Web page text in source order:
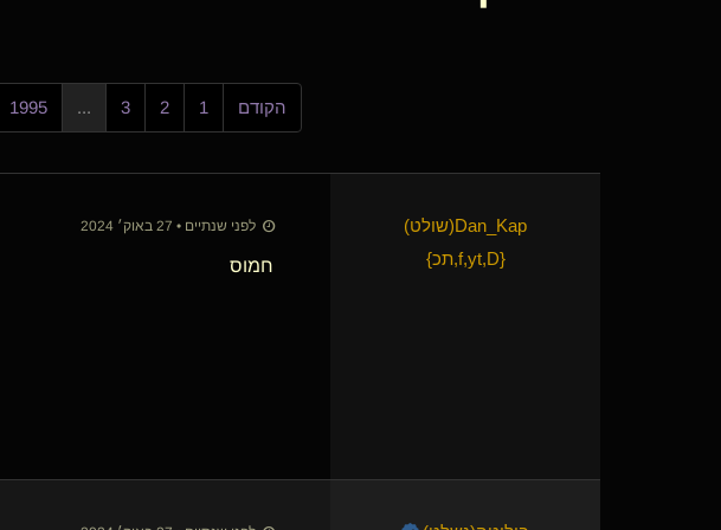
הקודם 1
2
3
...
1995
Dan_Kap​(שולט)
{f,yt,D,תכ }
לפני שנתיים • 27 באוק׳ 2024
חמוס